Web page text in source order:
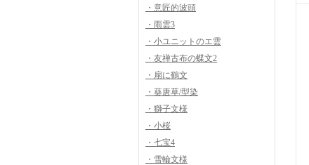
・意匠的波頭
・雨雲3
・小ユニットのエ雲
・友禅古布の蝶文2
・扇に鶴文
・葵唐草/型染
・獅子文様
・小桜
・七宝4
・雪輪文様